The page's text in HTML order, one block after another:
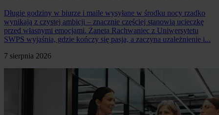
Długie godziny w biurze i maile wysyłane w środku nocy rzadko
wynikają z czystej ambicji – znacznie częściej stanowią ucieczkę
przed własnymi emocjami. Żaneta Rachwaniec z Uniwersytetu
SWPS wyjaśnia, gdzie kończy się pasja, a zaczyna uzależnienie i...
7 sierpnia 2026